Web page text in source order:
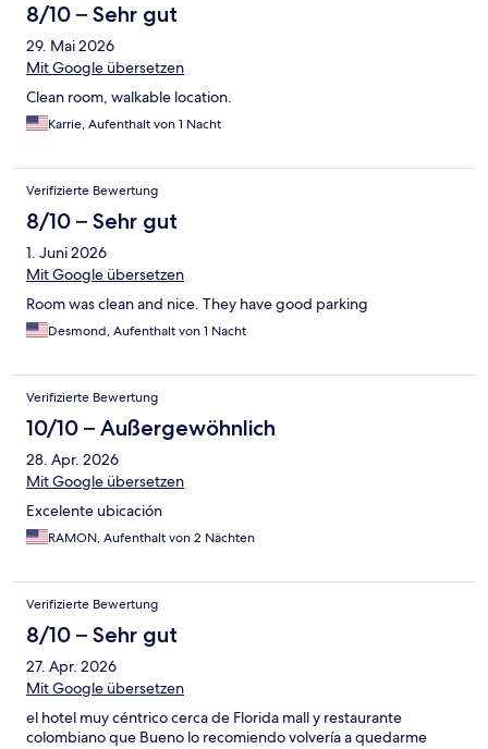
8/10 – Sehr gut
29. Mai 2026
Mit Google übersetzen
Clean room, walkable location.
Karrie, Aufenthalt von 1 Nacht
Verifizierte Bewertung
8/10 – Sehr gut
1. Juni 2026
Mit Google übersetzen
Room was clean and nice. They have good parking
Desmond, Aufenthalt von 1 Nacht
Verifizierte Bewertung
10/10 – Außergewöhnlich
28. Apr. 2026
Mit Google übersetzen
Excelente ubicación
RAMON, Aufenthalt von 2 Nächten
Verifizierte Bewertung
8/10 – Sehr gut
27. Apr. 2026
Mit Google übersetzen
el hotel muy céntrico cerca de Florida mall y restaurante
colombiano que Bueno lo recomiendo volvería a quedarme